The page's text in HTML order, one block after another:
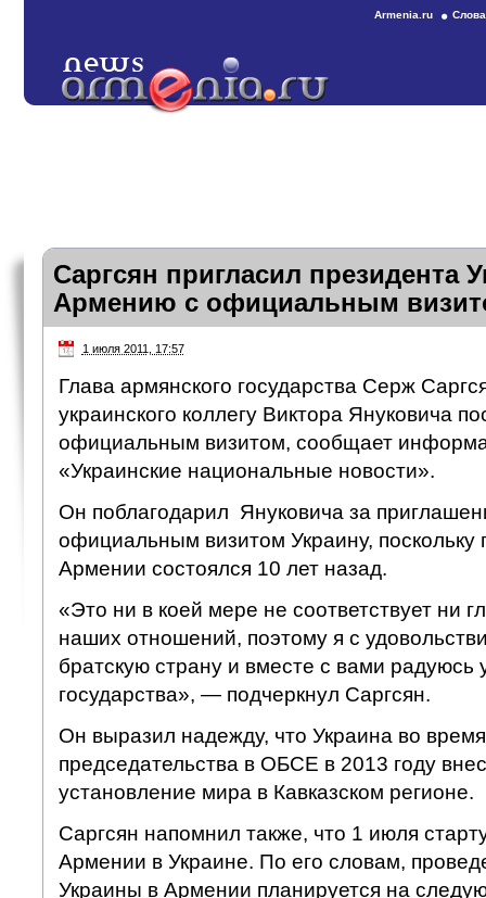
Armenia.ru
Саргсян пригласил президента
Армению с официальным
1 июля 2011, 17:57
Глава армянского государства Серж
украинского коллегу Виктора Януковича
официальным визитом, сообщает
«Украинские национальные новости».
Он поблагодарил Януковича за
официальным визитом Украину, поскольку
Армении состоялся 10 лет назад.
«Это ни в коей мере не соответствует ни
наших отношений, поэтому я с
братскую страну и вместе с вами радуюсь
государства», — подчеркнул Саргсян.
Он выразил надежду, что Украина во
председательства в ОБСЕ в 2013 году
установление мира в Кавказском регионе.
Саргсян напомнил также, что 1 июля
Армении в Украине. По его словам,
Украины в Армении планируется на